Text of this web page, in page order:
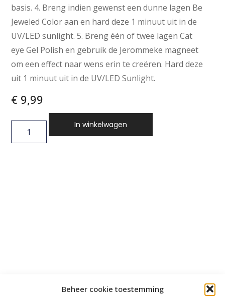
Beheer cookie toestemming
basis. 4. Breng indien gewenst een dunne lagen Be
Jeweled Color aan en hard deze 1 minuut uit in de
UV/LED sunlight. 5. Breng één of twee lagen Cat
eye Gel Polish en gebruik de Jerommeke magneet
om een effect naar wens erin te creëren. Hard deze
uit 1 minuut uit in de UV/LED Sunlight.
€ 9,99
In winkelwagen